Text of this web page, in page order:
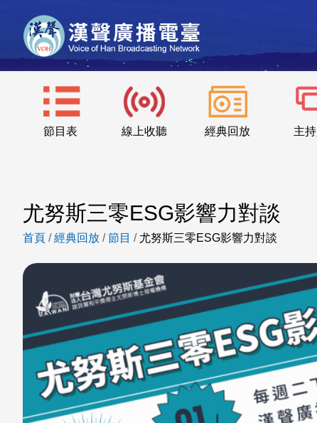
節目表 線上收聽 經典回放 主持
尤努斯三零ESG影響力對談
首頁 /經典回放 /節目 / 尤努斯三零ESG影響力對談